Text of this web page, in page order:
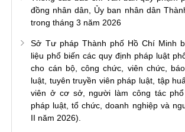
đồng nhân dân, Ủy ban nhân dân
trong tháng 3 năm 2026
Sở Tư pháp Thành phố Hồ Chí Minh
liệu phổ biến các quy định pháp luật
cho cán bộ, công chức, viên chức,
luật, tuyên truyền viên pháp luật, tập
viên ở cơ sở, người làm công tác
pháp luật, tổ chức, doanh nghiệp và
II năm 2026).